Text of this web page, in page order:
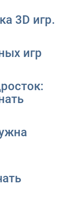
3D игр.
игр